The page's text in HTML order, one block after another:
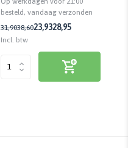
besteld, vandaag verzonden
31,9038,6023,9328,95
Incl. btw